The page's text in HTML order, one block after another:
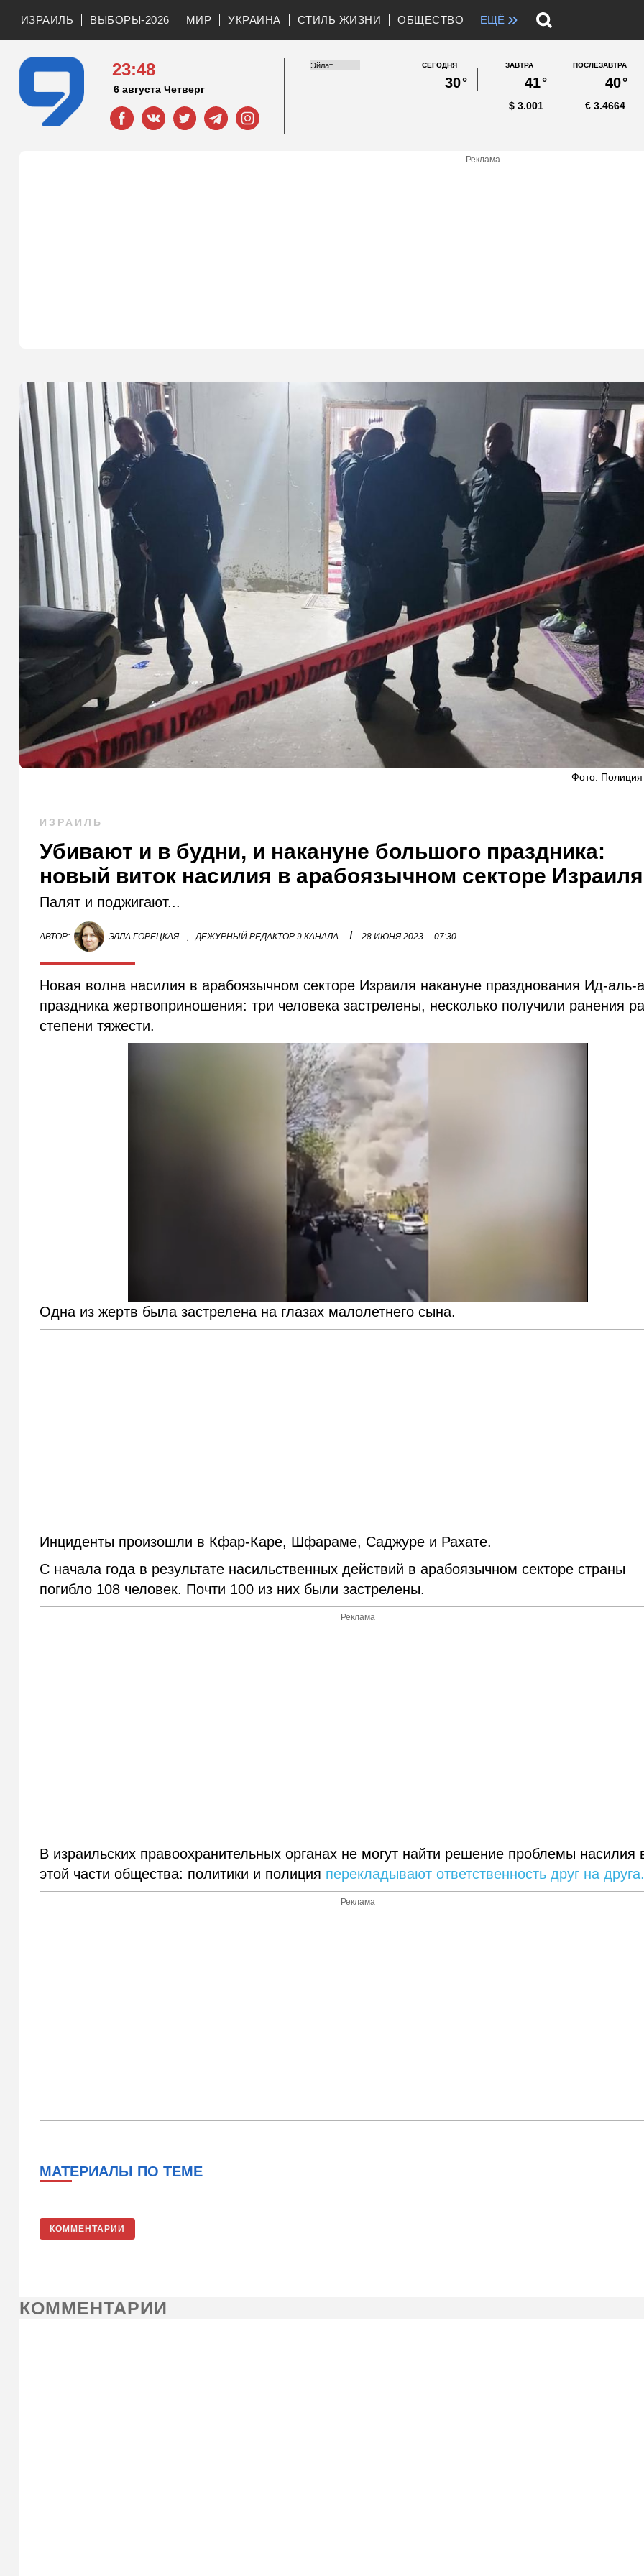
ИЗРАИЛЬ ВЫБОРЫ-2026 МИР УКРАИНА СТИЛЬ ЖИЗНИ ОБЩЕСТВО ЕЩЁ »
23:48
6 августа Четверг
СЕГОДНЯ
30°
ЗАВТРА
41°
ПОСЛЕЗАВТРА
40°
3.001
$ 3.4664
€
Реклама
Фото: Полиция
ИЗРАИЛЬ
Убивают и в будни, и накануне большого праздника:
новый виток насилия в арабоязычном секторе Израиля
Палят и поджигают...
АВТОР: ЭЛЛА ГОРЕЦКАЯ , ДЕЖУРНЫЙ РЕДАКТОР 9 КАНАЛА I 28 ИЮНЯ 2023 07:30
Новая волна насилия в арабоязычном секторе Израиля накануне празднования Ид-аль-
праздника жертвоприношения: три человека застрелены, несколько получили ранения
степени тяжести.
Одна из жертв была застрелена на глазах малолетнего сына.
Инциденты произошли в Кфар-Каре, Шфараме, Саджуре и Рахате.
С начала года в результате насильственных действий в арабоязычном секторе страны
погибло 108 человек. Почти 100 из них были застрелены.
Реклама
В израильских правоохранительных органах не могут найти решение проблемы насилия
этой части общества: политики и полиция перекладывают ответственность друг на друга.
Реклама
МАТЕРИАЛЫ ПО ТЕМЕ
КОММЕНТАРИИ
КОММЕНТАРИИ